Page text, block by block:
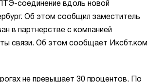
соединение вдоль новой
Об этом сообщил заместитель
в партнерстве с компанией
связи. Об этом сообщает Иксбт.ком
не превышает 30 процентов. По